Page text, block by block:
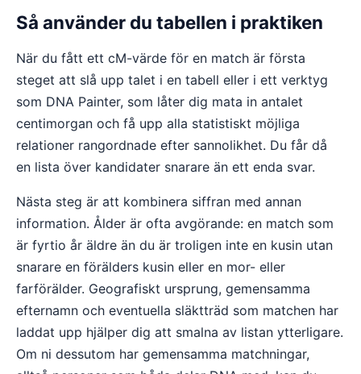
Så använder du tabellen i praktiken
När du fått ett cM-värde för en match är första
steget att slå upp talet i en tabell eller i ett verktyg
som DNA Painter, som låter dig mata in antalet
centimorgan och få upp alla statistiskt möjliga
relationer rangordnade efter sannolikhet. Du får då
en lista över kandidater snarare än ett enda svar.
Nästa steg är att kombinera siffran med annan
information. Ålder är ofta avgörande: en match som
är fyrtio år äldre än du är troligen inte en kusin utan
snarare en förälders kusin eller en mor- eller
farförälder. Geografiskt ursprung, gemensamma
efternamn och eventuella släktträd som matchen har
laddat upp hjälper dig att smalna av listan ytterligare.
Om ni dessutom har gemensamma matchningar,